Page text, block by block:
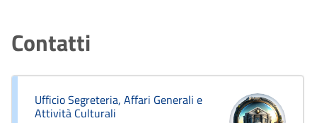
Contatti
Ufficio Segreteria, Affari Generali e
Attività Culturali